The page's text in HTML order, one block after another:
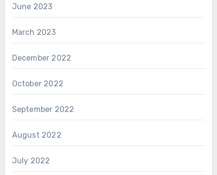
June 2023
March 2023
December 2022
October 2022
September 2022
August 2022
July 2022